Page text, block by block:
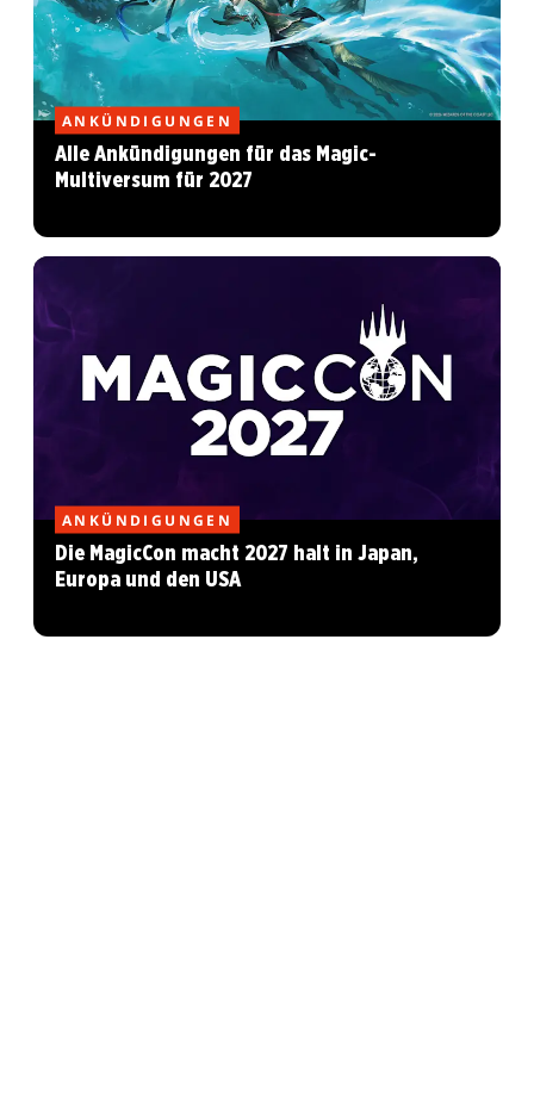
ANKÜNDIGUNGEN
Alle Ankündigungen für das Magic-
Multiversum für 2027
ANKÜNDIGUNGEN
Die MagicCon macht 2027 halt in Japan,
Europa und den USA